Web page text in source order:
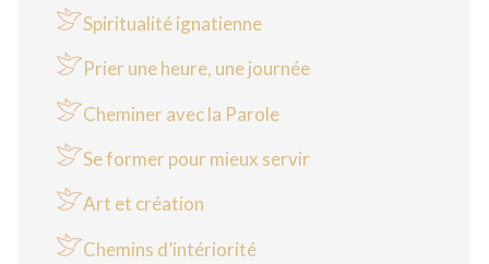
Spiritualité ignatienne
Prier une heure, une journée
Cheminer avec la Parole
Se former pour mieux servir
Art et création
Chemins d’intériorité